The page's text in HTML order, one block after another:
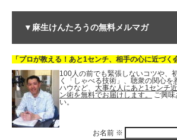
▼麻生けんたろうの無料メルマガ
「プロが教える！あと1センチ、相手の心に近づく
100人の前でも緊張しないコツや、
く「しゃべる技術」、聴衆の関心を
ハウなど、 大事な人にあと1センチ
ン術を無料でお届けします。
ご興味
い。
お名前 ※